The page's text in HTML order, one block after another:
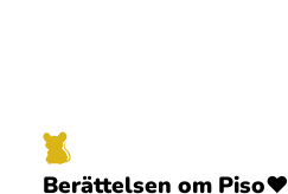
Berättelsen om Piso❤️